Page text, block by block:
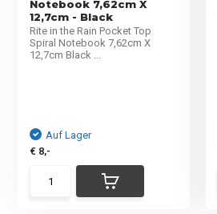
Notebook 7,62cm X
12,7cm - Black
Rite in the Rain Pocket Top
Spiral Notebook 7,62cm X
12,7cm Black ...
Auf Lager
€ 8,-